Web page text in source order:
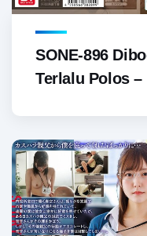
SONE-896
Terlalu Polos